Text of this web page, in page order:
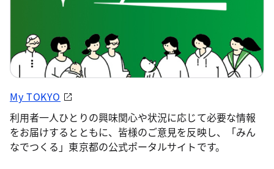
My TOKYO
利用者一人ひとりの興味関心や状況に応じて必要な情報
をお届けするとともに、皆様のご意見を反映し、「みん
なでつくる」東京都の公式ポータルサイトです。